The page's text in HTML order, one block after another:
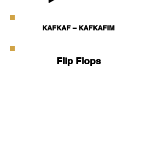
KAFKAF – KAFKAFIM
Flip Flops